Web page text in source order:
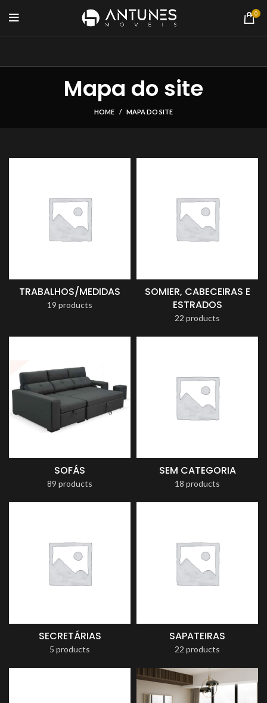
0
Mapa do site
HOME MAPA DO SITE
TRABALHOS/MEDIDAS
19 products
SOMIER, CABECEIRAS E
ESTRADOS
22 products
SOFÁS
89 products
SEM CATEGORIA
18 products
SECRETÁRIAS
5 products
SAPATEIRAS
22 products